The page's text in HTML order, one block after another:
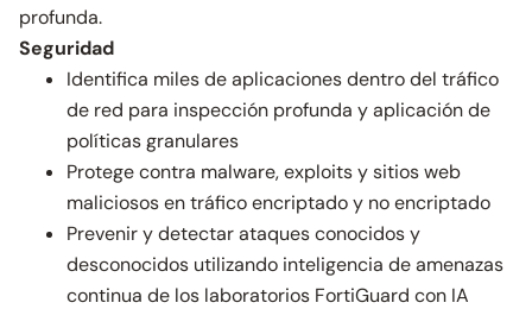
profunda.
Seguridad
Identifica miles de aplicaciones dentro del tráfico
de red para inspección profunda y aplicación de
políticas granulares
Protege contra malware, exploits y sitios web
maliciosos en tráfico encriptado y no encriptado
Prevenir y detectar ataques conocidos y
desconocidos utilizando inteligencia de amenazas
continua de los laboratorios FortiGuard con IA